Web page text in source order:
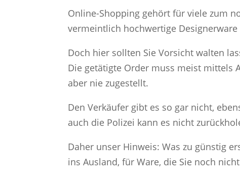
Online-Shopping gehört für viele zum
vermeintlich hochwertige
Doch hier sollten Sie Vorsicht walten
Die getätigte Order muss meist mittels
aber nie zugestellt.
Den Verkäufer gibt es so gar nicht,
auch die Polizei kann es nicht
Daher unser Hinweis: Was zu günstig
ins Ausland, für Ware, die Sie noch